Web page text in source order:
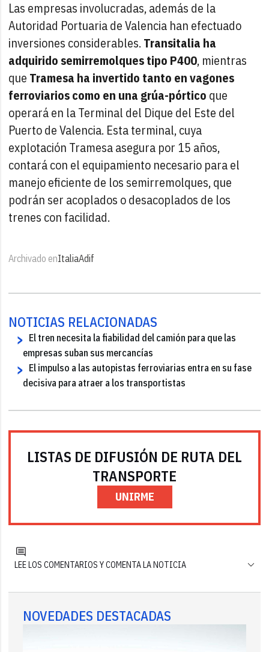
Las empresas involucradas, además de la
Autoridad Portuaria de Valencia han efectuado
inversiones considerables. Transitalia ha
adquirido semirremolques tipo P400, mientras
que Tramesa ha invertido tanto en vagones
ferroviarios como en una grúa-pórtico que
operará en la Terminal del Dique del Este del
Puerto de Valencia. Esta terminal, cuya
explotación Tramesa asegura por 15 años,
contará con el equipamiento necesario para el
manejo eficiente de los semirremolques, que
podrán ser acoplados o desacoplados de los
trenes con facilidad.
Archivado enItaliaAdif
NOTICIAS RELACIONADAS
El tren necesita la fiabilidad del camión para que las
empresas suban sus mercancías
El impulso a las autopistas ferroviarias entra en su fase
decisiva para atraer a los transportistas
LISTAS DE DIFUSIÓN DE RUTA DEL
TRANSPORTE
UNIRME
LEE LOS COMENTARIOS Y COMENTA LA NOTICIA
NOVEDADES DESTACADAS